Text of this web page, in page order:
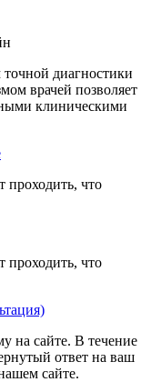
диагностики
врачей позволяет
клиническими
проходить, что
проходить, что
на сайте. В течение
ответ на ваш
сайте.